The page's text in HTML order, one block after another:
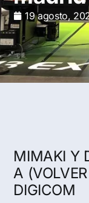
19 agosto,
MIMAKI Y
A
DIGICOM